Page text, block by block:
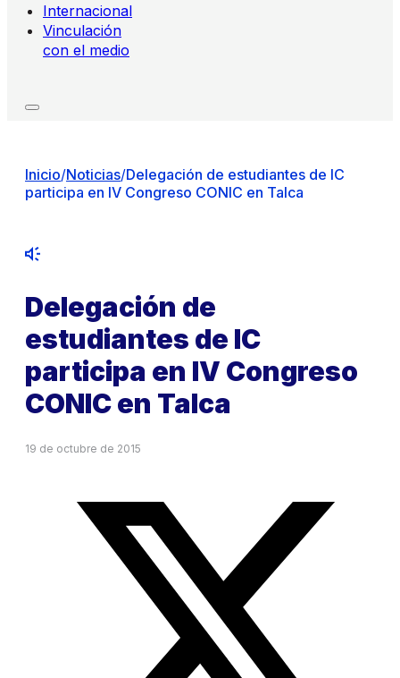
Internacional
Vinculación
con el medio
Inicio/Noticias/Delegación de estudiantes de IC
participa en IV Congreso CONIC en Talca
Delegación de
estudiantes de IC
participa en IV Congreso
CONIC en Talca
19 de octubre de 2015